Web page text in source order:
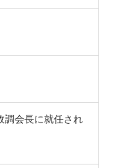
調会長に就任され